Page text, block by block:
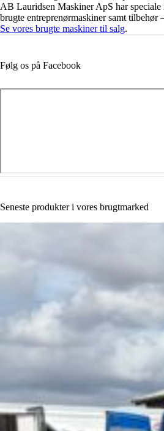
AB Lauridsen Maskiner ApS har
brugte entreprenørmaskiner samt tilbehør
Se vores brugte maskiner til salg.
Følg os på Facebook
Seneste produkter i vores brugtmarked